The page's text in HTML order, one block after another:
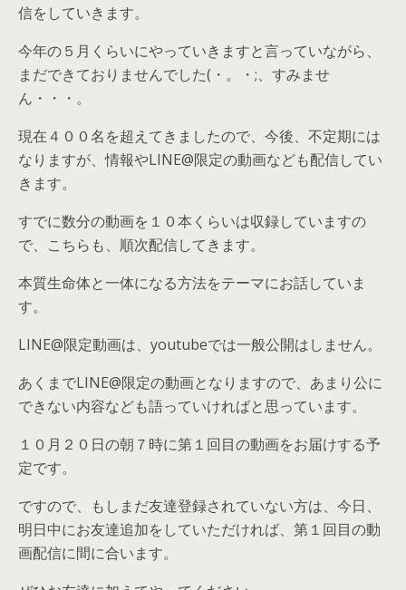
信をしていきます。
今年の５月くらいにやっていきますと言っていながら、
まだできておりませんでした(・。・;、すみませ
ん・・・。
現在４００名を超えてきましたので、今後、不定期には
なりますが、情報やLINE@限定の動画なども配信してい
きます。
すでに数分の動画を１０本くらいは収録していますの
で、こちらも、順次配信してきます。
本質生命体と一体になる方法をテーマにお話していま
す。
LINE@限定動画は、youtubeでは一般公開はしません。
あくまでLINE@限定の動画となりますので、あまり公に
できない内容なども語っていければと思っています。
１０月２０日の朝７時に第１回目の動画をお届けする予
定です。
ですので、もしまだ友達登録されていない方は、今日、
明日中にお友達追加をしていただければ、第１回目の動
画配信に間に合います。